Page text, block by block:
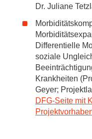
Dr. Juliane
Differentielle
soziale
Krankheiten
Geyer;
DFG-Seite mit